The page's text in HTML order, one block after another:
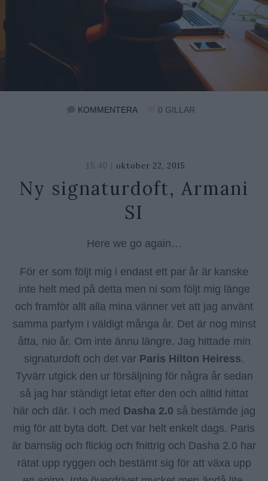
0 GILLAR
KOMMENTERA
15:40 | oktober 22, 2015
2018
Ny signaturdoft, Armani
SI
Here we go again…
För er som följt mig i endast ett par år är kanske
inte helt med på detta men ni som följt mig länge
och framför allt alla mina vänner vet att jag använt
samma parfym i väldigt många år. Det är nog minst
åtta, nio år. Om inte ännu längre. Jag hittade min
signaturdoft och det var Paris Hilton Heiress.
Tyvärr utgick den ur försäljning för några år sedan
så jag har ständigt letat efter den och alltid hittat
här och där. I och med Dasha 2.0 så bestämde jag
mig för att byta doft. Det var helt enkelt dags. Paris
är barnslig och flickig och fnittrig och Dasha 2.0 har
rätat upp ryggen och bestämt sig för att växa upp